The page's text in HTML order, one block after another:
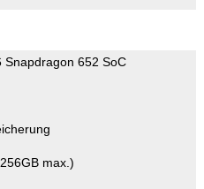
Snapdragon 652 SoC
max.)